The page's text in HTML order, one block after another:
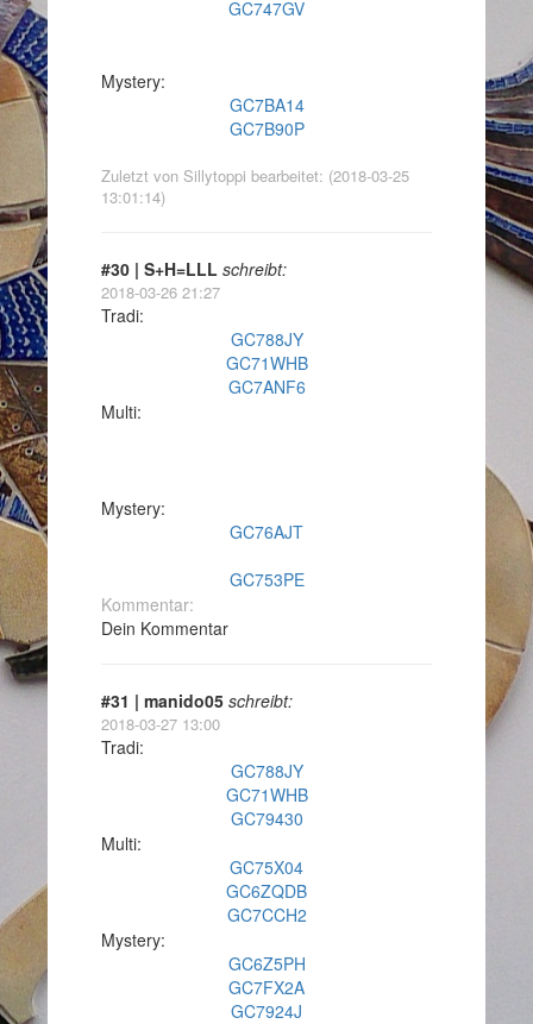
GC747GV
Mystery:
GC7BA14
GC7B90P
Zuletzt von Sillytoppi bearbeitet: (2018-03-25
13:01:14)
#30 | S+H=LLL schreibt:
2018-03-26 21:27
Tradi:
GC788JY
GC71WHB
GC7ANF6
Multi:
Mystery:
GC76AJT
GC753PE
Kommentar:
Dein Kommentar
#31 | manido05 schreibt:
2018-03-27 13:00
Tradi:
GC788JY
GC71WHB
GC79430
Multi:
GC75X04
GC6ZQDB
GC7CCH2
Mystery:
GC6Z5PH
GC7FX2A
GC7924J